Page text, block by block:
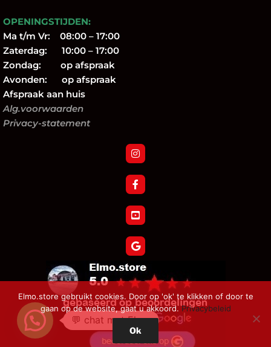
OPENINGSTIJDEN:
Ma t/m Vr: 08:00 – 17:00
Zaterdag: 10:00 – 17:00
Zondag: op afspraak
Avonden: op afspraak
Afspraak aan huis
Alg.voorwaarden
Privacy-statement
Verzoek tot herroeping bestelling
💬 chat met Elmo
Elmo.store gebruikt cookies. Door op 'ok' te klikken of door te
gaan op de website, gaat u akkoord.Privacybeleid
Ok